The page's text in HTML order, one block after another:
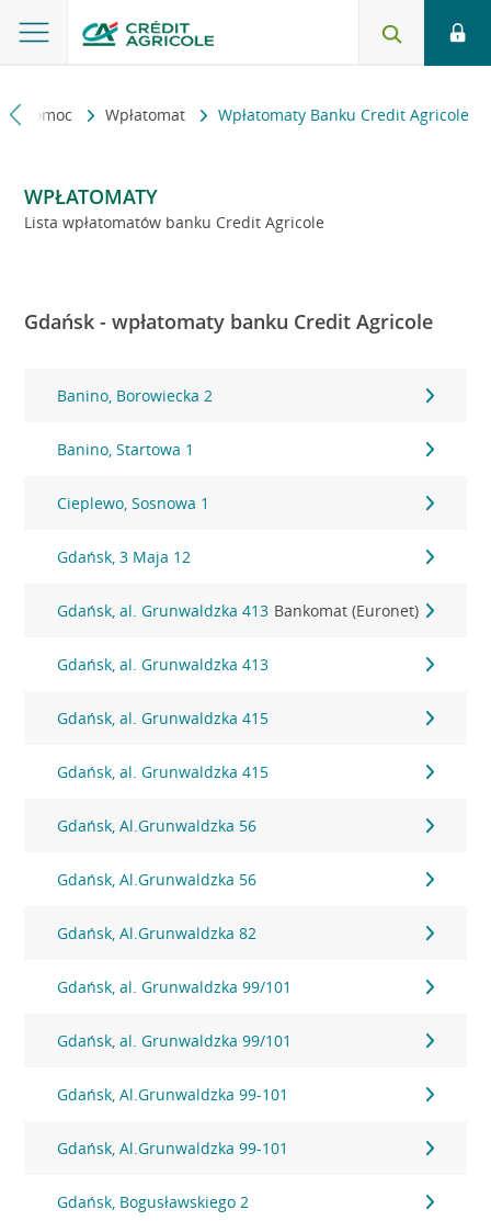
i pomoc Wpłatomat Wpłatomaty Banku Credit Agricole
WPŁATOMATY
Lista wpłatomatów banku Credit Agricole
Gdańsk - wpłatomaty banku Credit Agricole
Banino, Borowiecka 2
Banino, Startowa 1
Cieplewo, Sosnowa 1
Gdańsk, 3 Maja 12
Gdańsk, al. Grunwaldzka 413 Bankomat (Euronet)
Gdańsk, al. Grunwaldzka 413
Gdańsk, al. Grunwaldzka 415
Gdańsk, al. Grunwaldzka 415
Gdańsk, Al.Grunwaldzka 56
Gdańsk, Al.Grunwaldzka 56
Gdańsk, Al.Grunwaldzka 82
Gdańsk, al. Grunwaldzka 99/101
Gdańsk, al. Grunwaldzka 99/101
Gdańsk, Al.Grunwaldzka 99-101
Gdańsk, Al.Grunwaldzka 99-101
Gdańsk, Bogusławskiego 2